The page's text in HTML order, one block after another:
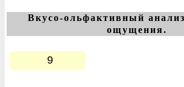
Вкусо-ольфактивный
ощущения.
9